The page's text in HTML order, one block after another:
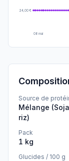
24,00 €
08 mai
Source de
Mélange
riz)
Pack
1 kg
Glucides / 100 g